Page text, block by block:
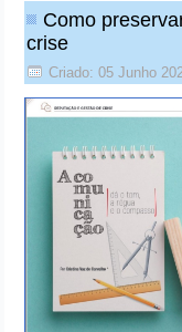
Como
crise
Criado: 05 Junho